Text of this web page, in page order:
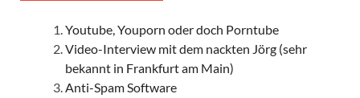
Youtube, Youporn oder doch Porntube
Video-Interview mit dem nackten Jörg (sehr
bekannt in Frankfurt am Main)
Anti-Spam Software